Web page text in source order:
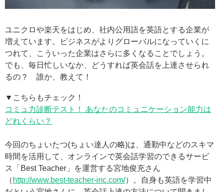
ユニクロや楽天をはじめ、社内公用語を英語とする企業が
増えています。ビジネスがよりグローバルになっていくに
つれて、こういった企業はさらに多くなることでしょう。
でも、毎日忙しいなか、どうすれば英会話を上達させられ
るの？ 誰か、教えて！
▼こちらもチェック！
コミュ力診断テスト！ あなたのコミュニケーション能力は
どれくらい？
今回のちょいたつ(ちょい達人の略)は、通勤中などのスキマ
時間を活用して、オンラインで英会話学習のできるサービ
ス「Best Teacher」を運営する宮地俊充さん
（ http://www.best-teacher-inc.com/）。自身も英語を学習中